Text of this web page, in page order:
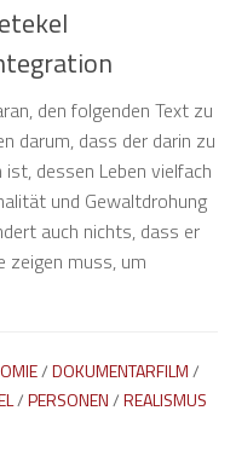
den folgenden Text zu
darum, dass der darin zu
dessen Leben vielfach
und Gewaltdrohung
auch nichts, dass er
zeigen muss, um
/DOKUMENTARFILM/
/PERSONEN/REALISMUS